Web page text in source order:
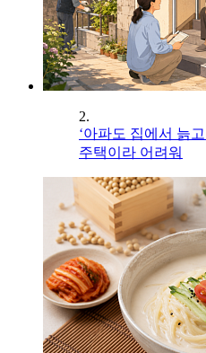
2.
‘아파도 집에서 늙
주택이라 어려워